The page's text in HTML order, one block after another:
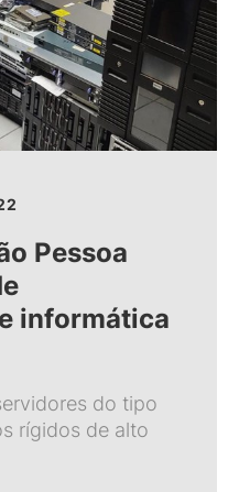
Pessoa
informática
do tipo
rígidos de alto